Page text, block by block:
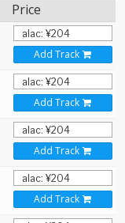
Price
Add Track
Add Track
Add Track
Add Track